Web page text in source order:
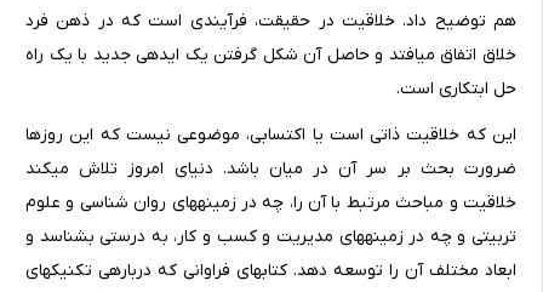
هم توضیح داد. خلاقیت در حقیقت، فرآیندی است که در ذهن فرد
خلاق اتفاق می­افتد و حاصل آن شکل گرفتن یک ایده­ی جدید با یک راه
حل ابتکاری است.
این که خلاقیت ذاتی است یا اکتسابی، موضوعی نیست که این روزها
ضرورت بحث بر سر آن در میان باشد. دنیای امروز تلاش می­کند
خلاقیت و مباحث مرتبط با آن را، چه در زمینه­های روان شناسی و علوم
تربیتی و چه در زمینه­های مدیریت و کسب و کار، به درستی بشناسد و
ابعاد مختلف آن را توسعه دهد. کتاب­های فراوانی که درباره­ی تکنیک­های